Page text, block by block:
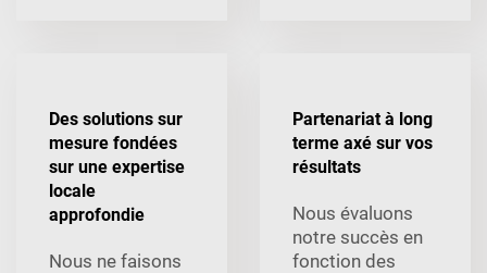
Des solutions sur
mesure fondées
sur une expertise
locale
approfondie
Nous ne faisons
Partenariat à long
terme axé sur vos
résultats
Nous évaluons
notre succès en
fonction des